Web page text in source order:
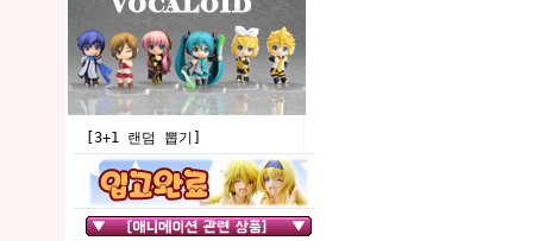
[3+1 랜덤 뽑기]